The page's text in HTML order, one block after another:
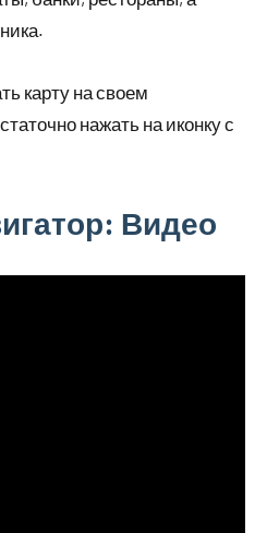
карту на своем
нажать на иконку с
Видео